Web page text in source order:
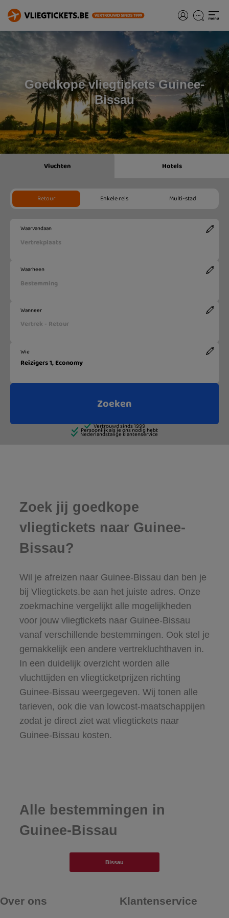
Goedkope vliegtickets Guinee-
Bissau
Zoek jij goedkope
vliegtickets naar Guinee-
Bissau?
Wil je afreizen naar Guinee-Bissau dan ben je
bij Vliegtickets.be aan het juiste adres. Onze
zoekmachine vergelijkt alle mogelijkheden
voor jouw vliegtickets naar Guinee-Bissau
vanaf verschillende bestemmingen. Ook stel je
gemakkelijk een andere vertrekluchthaven in.
In een duidelijk overzicht worden alle
vluchttijden en vliegticketprijzen richting
Guinee-Bissau weergegeven. Wij tonen alle
tarieven, ook die van lowcost-maatschappijen
zodat je direct ziet wat vliegtickets naar
Guinee-Bissau kosten.
Alle bestemmingen in
Guinee-Bissau
Bissau
Over ons Klantenservice